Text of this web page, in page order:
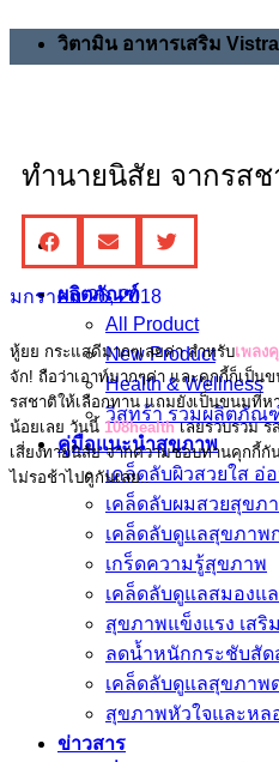
วิตามิน อาหารเสริม
ผลิตภัณฑ์
All Product
New Product
Health & Wellness
วิสทร้า รวมผลิตภัณ
คู่มือแนะนำสุขภาพ
เคล็ดลับผิวสวยใส อ่
เคล็ดลับผมสวยสุขภ
เคล็ดลับดูแลสุขภาพ
เกร็ดความรู้สุขภาพ
เคล็ดลับดูแลสมองแ
สุขภาพแข็งแรง เส
ลดน้ำหนักกระชับสัด
เคล็ดลับดูแลสุขภาพ
สุขภาพหัวใจและหล
ข่าวสาร
ทำนายนิสัย จากรส
มกราคม 26, 2018
หู้ยย กระแสดีมากๆเลยค่า สำหรับเพลง
จัก! ถือว่าเอาท์มากๆค่า และคุกกี้ก็เป็
รสชาติให้เลือกทาน แถมยังเป็นขนมที่
น้อยเลย วันนี้ 108healthเลยรวบรวม ร
เสี่ยงทายนิสัย จากความชอบทานคุกกี้กั
ไม่รอช้าไปดูกันเลย..